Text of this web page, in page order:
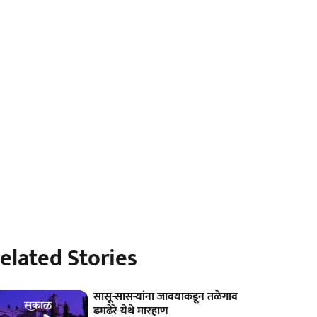
Stories
सासू-सासऱ्यांना जावयाकडून तळेगाव
ढमढेरे येथे मारहाण